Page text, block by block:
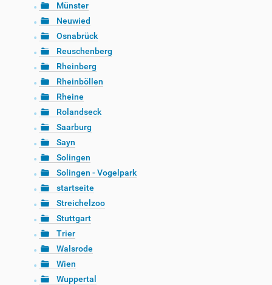
Münster
Neuwied
Osnabrück
Reuschenberg
Rheinberg
Rheinböllen
Rheine
Rolandseck
Saarburg
Sayn
Solingen
Solingen - Vogelpark
startseite
Streichelzoo
Stuttgart
Trier
Walsrode
Wien
Wuppertal